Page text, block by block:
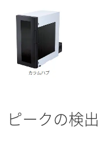
ピークの検出